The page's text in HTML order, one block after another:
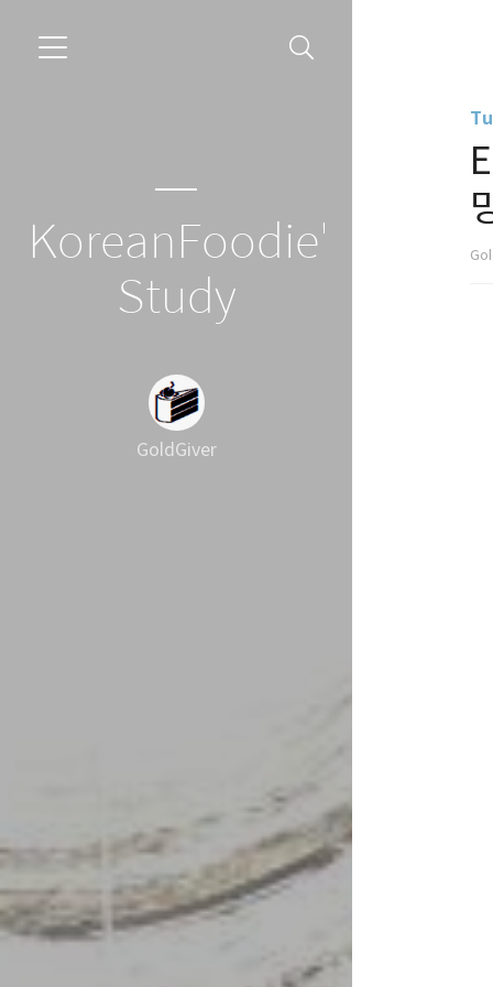
KoreanFoodie's
Study
GoldGiver